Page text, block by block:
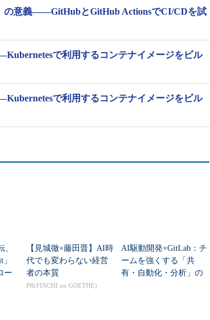
の意義――GitHubとGitHub ActionsでCI/CDを試
で利用するコンテナイメージをビル
で利用するコンテナイメージをビル
ー
【見城徹×藤田晋】AI時
代でも変わらない経営
者の本質
PR(FINCHI on GOETHE)
AI駆動開発×GitLab：チ
ームを強くする「共
有・自動化・分析」の